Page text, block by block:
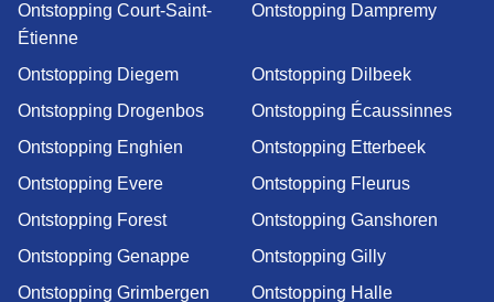
Ontstopping Court-Saint-
Étienne
Ontstopping Dampremy
Ontstopping Diegem
Ontstopping Dilbeek
Ontstopping Drogenbos
Ontstopping Écaussinnes
Ontstopping Enghien
Ontstopping Etterbeek
Ontstopping Evere
Ontstopping Fleurus
Ontstopping Forest
Ontstopping Ganshoren
Ontstopping Genappe
Ontstopping Gilly
Ontstopping Grimbergen
Ontstopping Halle